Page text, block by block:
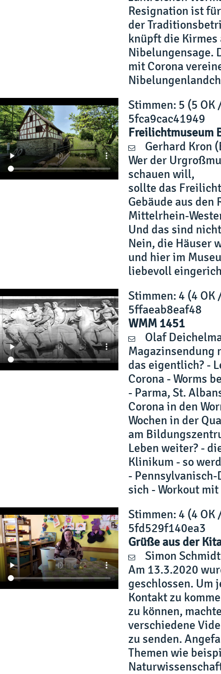
Resignation ist
der
knüpft die Kirmes
Nibelungensage.
mit Corona
Stimmen: 5 (5 OK
5fca9cac41949
Freilichtmuseum
Gerhard Kron
Wer der
schauen will,
sollte das
Gebäude aus
Mittelrhein-
Und das sind
Nein, die Häuser
und hier im
liebevoll
Stimmen: 4 (4 OK
5ffaeab8eaf48
WMM 1451
Olaf
Magazinsendung
das eigentlich? -
Corona - Worms
- Parma, St.
Corona in den
Wochen in der
am
Leben weiter? -
Klinikum - so
-
sich - Workout mit
Stimmen: 4 (4 OK
5fd529f140ea3
Grüße aus der
Simon Schmidt
Am 13.3.2020
geschlossen. Um
Kontakt zu
zu können,
verschiedene
zu senden.
Themen wie